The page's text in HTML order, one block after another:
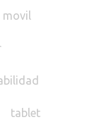
clientes
iphone
movil